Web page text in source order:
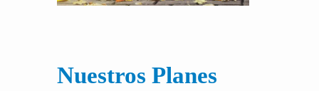
Nuestros Planes